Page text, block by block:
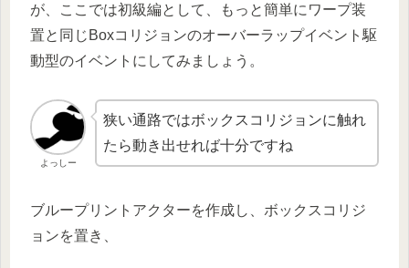
が、ここでは初級編として、もっと簡単にワープ装
置と同じBoxコリジョンのオーバーラップイベント駆
動型のイベントにしてみましょう。
よっしー
狭い通路ではボックスコリジョンに触れ
たら動き出せれば十分ですね
ブループリントアクターを作成し、ボックスコリジ
ョンを置き、